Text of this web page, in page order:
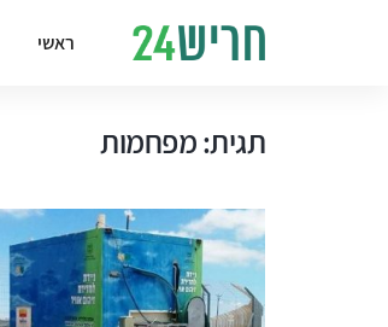
ראשי
תגית:מפחמות